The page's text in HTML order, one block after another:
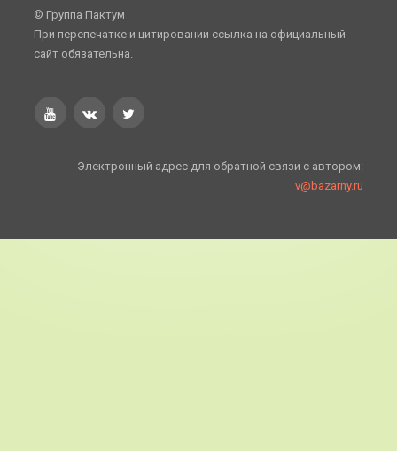
© Группа Пактум
При перепечатке и цитировании ссылка на официальный
сайт обязательна.
Электронный адрес для обратной связи с автором:
v@bazarny.ru